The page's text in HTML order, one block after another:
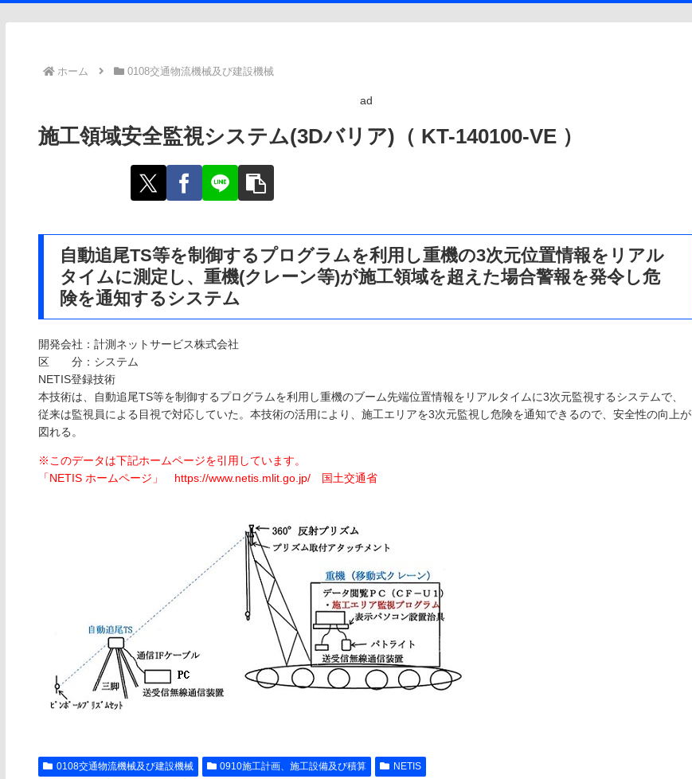
ホーム 0108交通物流機械及び建設機械
ad
施工領域安全監視システム(3Dバリア)（ KT-140100-VE ）
自動追尾TS等を制御するプログラムを利用し重機の3次元位置情報をリアル
タイムに測定し、重機(クレーン等)が施工領域を超えた場合警報を発令し危
険を通知するシステム
開発会社：計測ネットサービス株式会社
区 分：システム
NETIS登録技術
本技術は、自動追尾TS等を制御するプログラムを利用し重機のブーム先端位置情報をリアルタイムに3次元監視するシステムで、
従来は監視員による目視で対応していた。本技術の活用により、施工エリアを3次元監視し危険を通知できるので、安全性の向上が
図れる。
※このデータは下記ホームページを引用しています。
「NETIS ホームページ」 https://www.netis.mlit.go.jp/ 国土交通省
0108交通物流機械及び建設機械 0910施工計画、施工設備及び積算 NETIS